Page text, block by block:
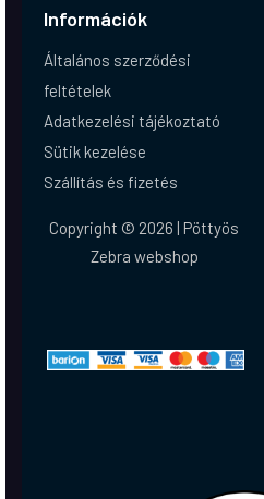
Információk
Általános szerződési
feltételek
Adatkezelési tájékoztató
Sütik kezelése
Szállítás és fizetés
Copyright © 2026 | Pöttyös
Zebra webshop